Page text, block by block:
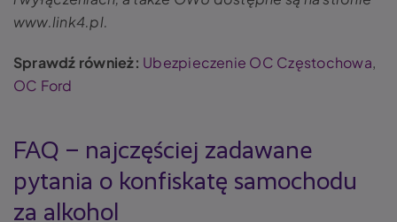
www.link4.pl.
Sprawdź również: Ubezpieczenie OC Częstochowa,
OC Ford
FAQ – najczęściej zadawane
pytania o konfiskatę samochodu
za alkohol